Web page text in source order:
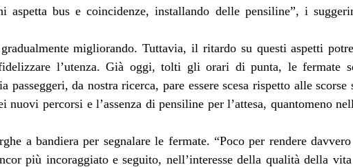
aspetta bus e coincidenze, installando delle pensiline”, i
migliorando. Tuttavia, il ritardo su questi aspetti
l’utenza. Già oggi, tolti gli orari di punta, le fermate
passeggeri, da nostra ricerca, pare essere scesa rispetto alle scorse
nuovi percorsi e l’assenza di pensiline per l’attesa, quantomeno
a bandiera per segnalare le fermate. “Poco per rendere
più incoraggiato e seguito, nell’interesse della qualità della